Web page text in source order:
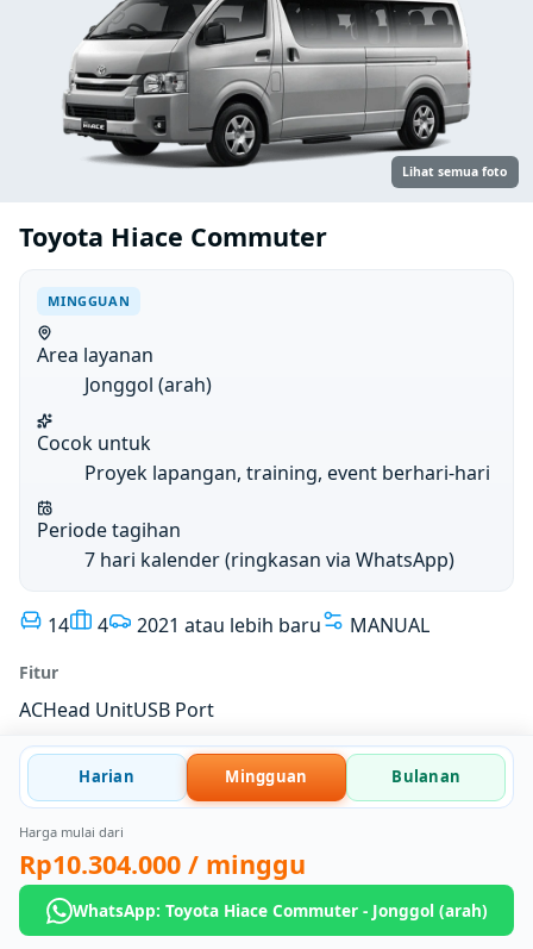
Lihat semua foto
Toyota Hiace Commuter
MINGGUAN
Area layanan
Jonggol (arah)
Cocok untuk
Proyek lapangan, training, event berhari-hari
Periode tagihan
7 hari kalender (ringkasan via WhatsApp)
14 4 2021 atau lebih baru MANUAL
Fitur
ACHead UnitUSB Port
Harian Mingguan Bulanan
Harga mulai dari
Rp10.304.000 / minggu
WhatsApp: Toyota Hiace Commuter - Jonggol (arah)